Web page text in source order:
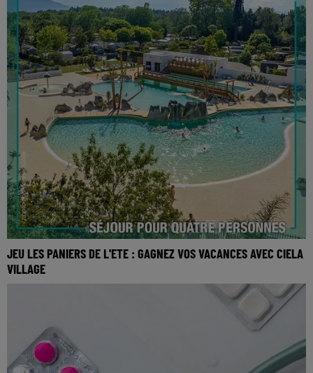
JEU LES PANIERS DE L'ETE : GAGNEZ VOS VACANCES AVEC CIELA
VILLAGE